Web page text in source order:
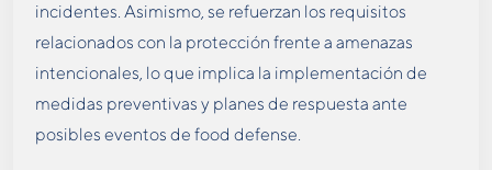
incidentes. Asimismo, se refuerzan los requisitos
relacionados con la protección frente a amenazas
intencionales, lo que implica la implementación de
medidas preventivas y planes de respuesta ante
posibles eventos de food defense.